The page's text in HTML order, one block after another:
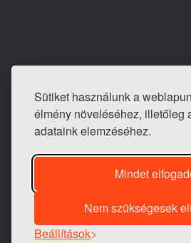
Sütiket használunk a
élmény növeléséhez, illetőleg
adataink elemzéséhez.
Mindet
Nem szükségesek
Beállítások
E-mail:
Mobil:+36 20 421
Telefon / fax:
1983 -2026 © Generációk